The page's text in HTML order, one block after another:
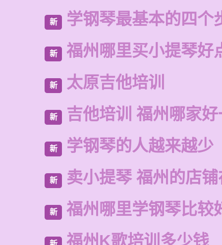
新 学钢琴最基本的四个
新 福州哪里买小提琴好
新 太原吉他培训
新 吉他培训 福州哪家
新 学钢琴的人越来越少
新 卖小提琴 福州的店
新 福州哪里学钢琴比较
福州K歌培训多少钱